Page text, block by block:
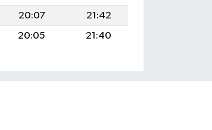
20:07
21:42
20:05 21:40